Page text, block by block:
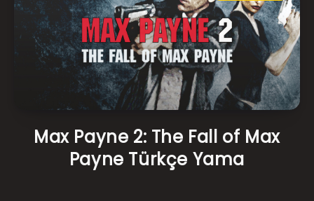
Max Payne 2: The Fall of Max
Payne Türkçe Yama